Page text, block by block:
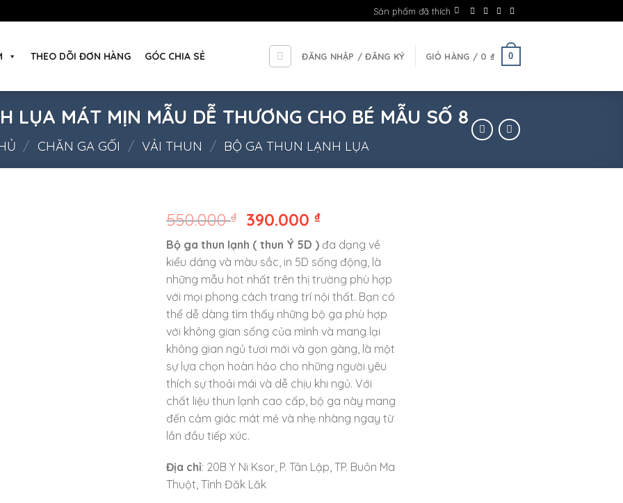
Sản phẩm đã thích
THEO DÕI ĐƠN HÀNG GÓC CHIA SẺ ĐĂNG NHẬP / ĐĂNG KÝ GIỎ HÀNG / 0 ₫ 0
LỤA MÁT MỊN MẪU DỄ THƯƠNG CHO BÉ MẪU SỐ 8
/ CHĂN GA GỐI / VẢI THUN / BỘ GA THUN LẠNH LỤA
550.000₫ 390.000₫
Bộ ga thun lạnh ( thun Ý 5D ) đa dạng về
kiểu dáng và màu sắc, in 5D sống động, là
những mẫu hot nhất trên thị trường phù hợp
với mọi phong cách trang trí nội thất. Bạn có
thể dễ dàng tìm thấy những bộ ga phù hợp
với không gian sống của mình và mang lại
không gian ngủ tươi mới và gọn gàng, là một
sự lựa chọn hoàn hảo cho những người yêu
thích sự thoải mái và dễ chịu khi ngủ. Với
chất liệu thun lạnh cao cấp, bộ ga này mang
đến cảm giác mát mẻ và nhẹ nhàng ngay từ
lần đầu tiếp xúc.
Địa chỉ: 20B Y Ni Ksor, P. Tân Lập, TP. Buôn Ma
Thuột, Tỉnh Đăk Lăk